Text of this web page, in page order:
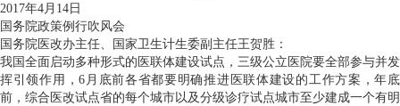
2017年4月14日
国务院政策例行吹风会
国务院医改办主任、国家卫生计生委副主任王贺胜：
我国全面启动多种形式的医联体建设试点，三级公立医院要全部参与并发
挥引领作用，6月底前各省都要明确推进医联体建设的工作方案，年底
前，综合医改试点省的每个城市以及分级诊疗试点城市至少建成一个有明